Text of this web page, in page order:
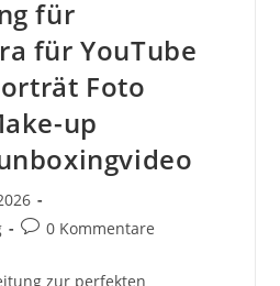
für
für YouTube
Foto
up
Beitrags-
0 Kommentare
zur perfekten